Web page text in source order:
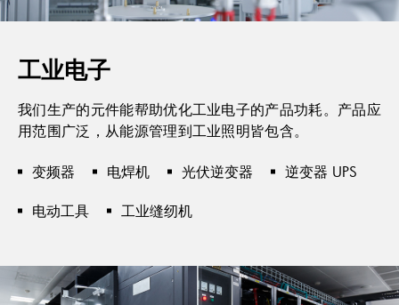
工业电子
我们生产的元件能帮助优化工业电子的产品功耗。产品应
用范围广泛，从能源管理到工业照明皆包含。
变频器 电焊机 光伏逆变器 逆变器 UPS
电动工具 工业缝纫机